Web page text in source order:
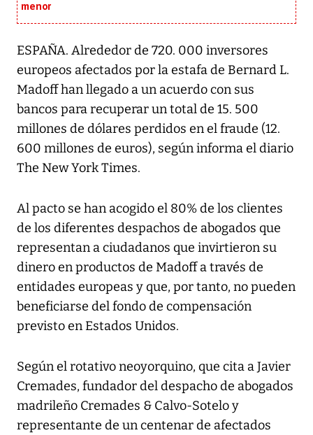
menor
ESPAÑA. Alrededor de 720. 000 inversores
europeos afectados por la estafa de Bernard L.
Madoff han llegado a un acuerdo con sus
bancos para recuperar un total de 15. 500
millones de dólares perdidos en el fraude (12.
600 millones de euros), según informa el diario
The New York Times.
Al pacto se han acogido el 80% de los clientes
de los diferentes despachos de abogados que
representan a ciudadanos que invirtieron su
dinero en productos de Madoff a través de
entidades europeas y que, por tanto, no pueden
beneficiarse del fondo de compensación
previsto en Estados Unidos.
Según el rotativo neoyorquino, que cita a Javier
Cremades, fundador del despacho de abogados
madrileño Cremades & Calvo-Sotelo y
representante de un centenar de afectados